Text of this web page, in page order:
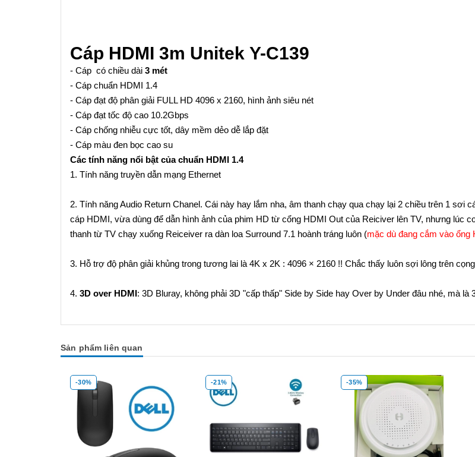
Cáp HDMI 3m Unitek Y-C139
- Cáp có chiều dài 3 mét
- Cáp chuẩn HDMI 1.4
- Cáp đạt độ phân giải FULL HD 4096 x 2160, hình ảnh siêu nét
- Cáp đạt tốc độ cao 10.2Gbps
- Cáp chống nhiễu cực tốt, dây mềm dẻo dễ lắp đặt
- Cáp màu đen bọc cao su
Các tính năng nổi bật của chuẩn HDMI 1.4
1. Tính năng truyền dẫn mạng Ethernet
2. Tính năng Audio Return Chanel. Cái này hay lắm nha, âm thanh chạy qua chạy lại 2 chiều trên 1
cáp HDMI, vừa dùng để dẫn hình ảnh của phim HD từ cổng HDMI Out của Reiciver lên TV, nhưng lúc
thanh từ TV chạy xuống Reiceiver ra dàn loa Surround 7.1 hoành tráng luôn (mặc dù đang cắm vào ổng
3. Hỗ trợ độ phân giải khủng trong tương lai là 4K x 2K : 4096 × 2160 !! Chắc thấy luôn sợi lông trên
4. 3D over HDMI: 3D Bluray, không phải 3D "cấp thấp" Side by Side hay Over by Under đâu nhé, mà là
Sản phẩm liên quan
Xem nhanh
Mua hàng Mua hàng